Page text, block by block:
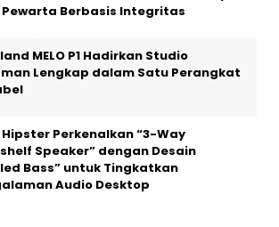
Berbasis Integritas
MELO P1 Hadirkan Studio
Lengkap dalam Satu Perangkat
Perkenalkan “3-Way
Speaker” dengan Desain
Bass” untuk Tingkatkan
Audio Desktop